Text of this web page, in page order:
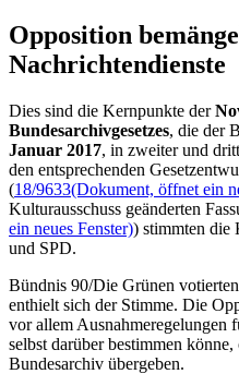
Opposition
Nachrichtendienste
Dies sind die Kernpunkte der
Bundesarchivgesetzes, die der
Januar 2017, in zweiter und
den entsprechenden
(18/9633(Dokument, öffnet ein
Kulturausschuss geänderten
ein neues Fenster)) stimmten
und SPD.
Bündnis 90/Die Grünen
enthielt sich der Stimme. Die
vor allem Ausnahmeregelungen
selbst darüber bestimmen
Bundesarchiv übergeben.